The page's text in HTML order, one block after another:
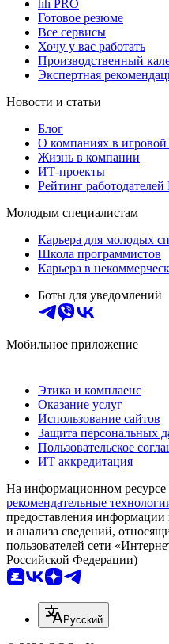
hh PRO
Готовое резюме
Все сервисы
Хочу у вас работать
Производственный
Экспертная
Новости и статьи
Блог
О компаниях в
Жизнь в компании
ИТ-проекты
Рейтинг работодателей
Молодым специалистам
Карьера для молодых
Школа программистов
Карьера в
Боты для уведомлений
Мобильное приложение
Этика и комплаенс
Оказание услуг
Использование сайтов
Защита персональных
Пользовательское
ИТ аккредитация
На информационном ресурсе
рекомендательные
предоставления информации
и анализа сведений,
пользователей сети
Российской Федерации)
Русский